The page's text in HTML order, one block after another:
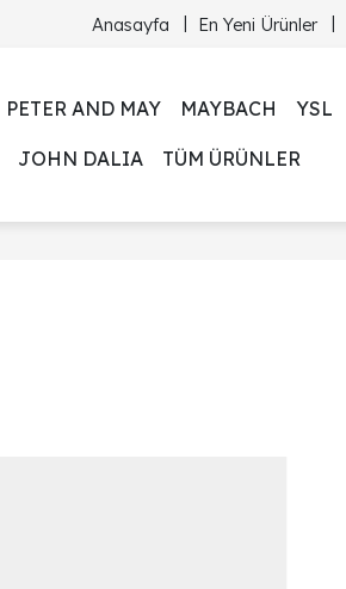
Anasayfa En Yeni Ürünler
PETER AND MAY MAYBACH YSL
JOHN DALIA TÜM ÜRÜNLER